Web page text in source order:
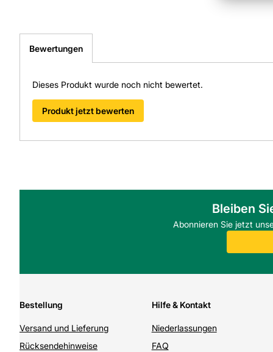
Bewertungen
Dieses Produkt wurde noch nicht bewertet.
Produkt jetzt bewerten
Bleiben
Abonnieren Sie jetzt
Bestellung
Versand und Lieferung
Rücksendehinweise
Hilfe & Kontakt
Niederlassungen
FAQ